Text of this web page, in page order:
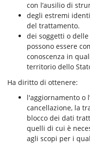
con l’ausilio di
degli estremi
del trattamento.
dei soggetti o
possono essere
conoscenza in
territorio dello
Ha diritto di ottenere:
l'aggiornamento o
cancellazione, la
blocco dei dati
quelli di cui è
agli scopi per i